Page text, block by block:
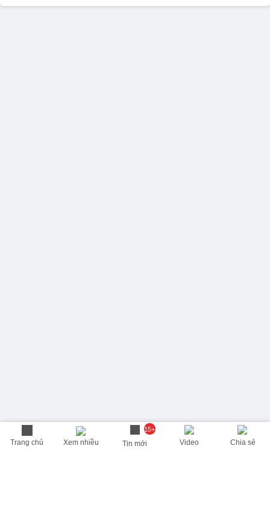
Trang chủ Xem nhiều
15+
Tin mới Video Chia sẻ